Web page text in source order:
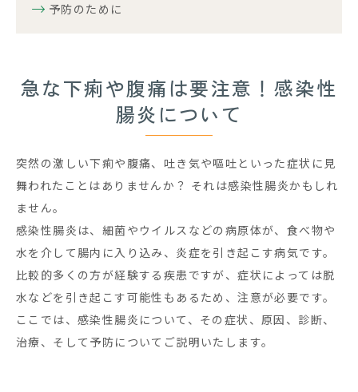
予防のために
急な下痢や腹痛は要注意！感染性
腸炎について
突然の激しい下痢や腹痛、吐き気や嘔吐といった症状に見
舞われたことはありませんか？ それは感染性腸炎かもしれ
ません。
感染性腸炎は、細菌やウイルスなどの病原体が、食べ物や
水を介して腸内に入り込み、炎症を引き起こす病気です。
比較的多くの方が経験する疾患ですが、症状によっては脱
水などを引き起こす可能性もあるため、注意が必要です。
ここでは、感染性腸炎について、その症状、原因、診断、
治療、そして予防についてご説明いたします。